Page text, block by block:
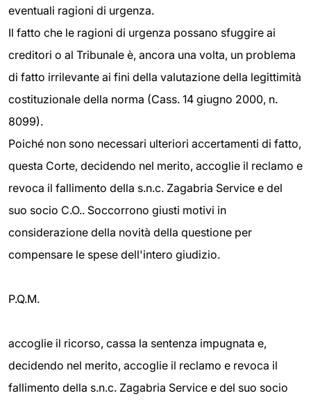
eventuali ragioni di urgenza.
Il fatto che le ragioni di urgenza possano sfuggire ai
creditori o al Tribunale è, ancora una volta, un problema
di fatto irrilevante ai fini della valutazione della legittimità
costituzionale della norma (Cass. 14 giugno 2000, n.
8099).
Poiché non sono necessari ulteriori accertamenti di fatto,
questa Corte, decidendo nel merito, accoglie il reclamo e
revoca il fallimento della s.n.c. Zagabria Service e del
suo socio C.O.. Soccorrono giusti motivi in
considerazione della novità della questione per
compensare le spese dell'intero giudizio.
P.Q.M.
accoglie il ricorso, cassa la sentenza impugnata e,
decidendo nel merito, accoglie il reclamo e revoca il
fallimento della s.n.c. Zagabria Service e del suo socio